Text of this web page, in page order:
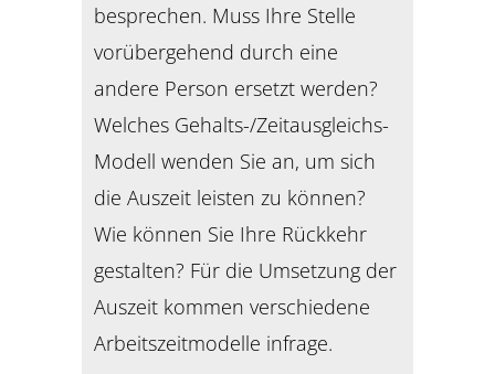
besprechen. Muss Ihre Stelle
vorübergehend durch eine
andere Person ersetzt werden?
Welches Gehalts-/Zeitausgleichs-
Modell wenden Sie an, um sich
die Auszeit leisten zu können?
Wie können Sie Ihre Rückkehr
gestalten? Für die Umsetzung der
Auszeit kommen verschiedene
Arbeitszeitmodelle infrage.